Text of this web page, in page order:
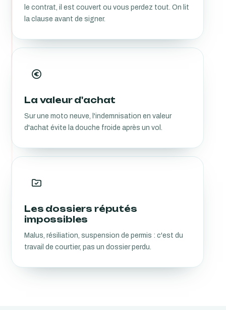
le contrat, il est couvert ou vous perdez tout. On lit
la clause avant de signer.
La valeur d'achat
Sur une moto neuve, l'indemnisation en valeur
d'achat évite la douche froide après un vol.
Les dossiers réputés
impossibles
Malus, résiliation, suspension de permis : c'est du
travail de courtier, pas un dossier perdu.